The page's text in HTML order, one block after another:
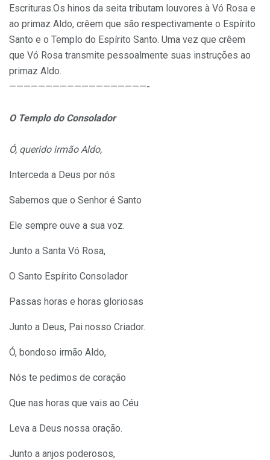
Escrituras.Os hinos da seita tributam louvores à Vó Rosa e
ao primaz Aldo, crêem que são respectivamente o Espírito
Santo e o Templo do Espírito Santo. Uma vez que crêem
que Vó Rosa transmite pessoalmente suas instruções ao
primaz Aldo.
———————————————————-
O Templo do Consolador
Ó, querido irmão Aldo,
Interceda a Deus por nós
Sabemos que o Senhor é Santo
Ele sempre ouve a sua voz.
Junto a Santa Vó Rosa,
O Santo Espírito Consolador
Passas horas e horas gloriosas
Junto a Deus, Pai nosso Criador.
Ó, bondoso irmão Aldo,
Nós te pedimos de coração
Que nas horas que vais ao Céu
Leva a Deus nossa oração.
Junto a anjos poderosos,